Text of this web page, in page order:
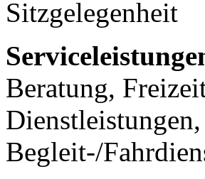
Sitzgelegenheit
Beratung,
Begleit-/